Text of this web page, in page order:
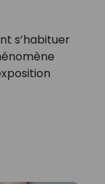
s’habituer